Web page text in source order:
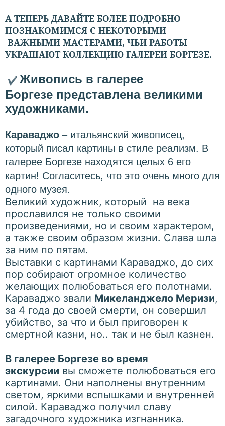
А ТЕПЕРЬ ДАВАЙТЕ БОЛЕЕ ПОДРОБНО
ПОЗНАКОМИМСЯ С НЕКОТОРЫМИ
ВАЖНЫМИ МАСТЕРАМИ, ЧЬИ РАБОТЫ
УКРАШАЮТ КОЛЛЕКЦИЮ ГАЛЕРЕИ БОРГЕЗЕ.
✔ Живопись в галерее
Боргезе представлена великими
художниками.
Караваджо – итальянский живописец,
который писал картины в стиле реализм. В
галерее Боргезе находятся целых 6 его
картин! Согласитесь, что это очень много для
одного музея.
Великий художник, который на века
прославился не только своими
произведениями, но и своим характером,
а также своим образом жизни. Слава шла
за ним по пятам.
Выставки с картинами Караваджо, до сих
пор собирают огромное количество
желающих полюбоваться его полотнами.
Караваджо звали Микеланджело Меризи,
за 4 года до своей смерти, он совершил
убийство, за что и был приговорен к
смертной казни, но.. так и не был казнен.
В галерее Боргезе во время
экскурсии вы сможете полюбоваться его
картинами. Они наполнены внутренним
светом, яркими вспышками и внутренней
силой. Караваджо получил славу
загадочного художника изгнанника.